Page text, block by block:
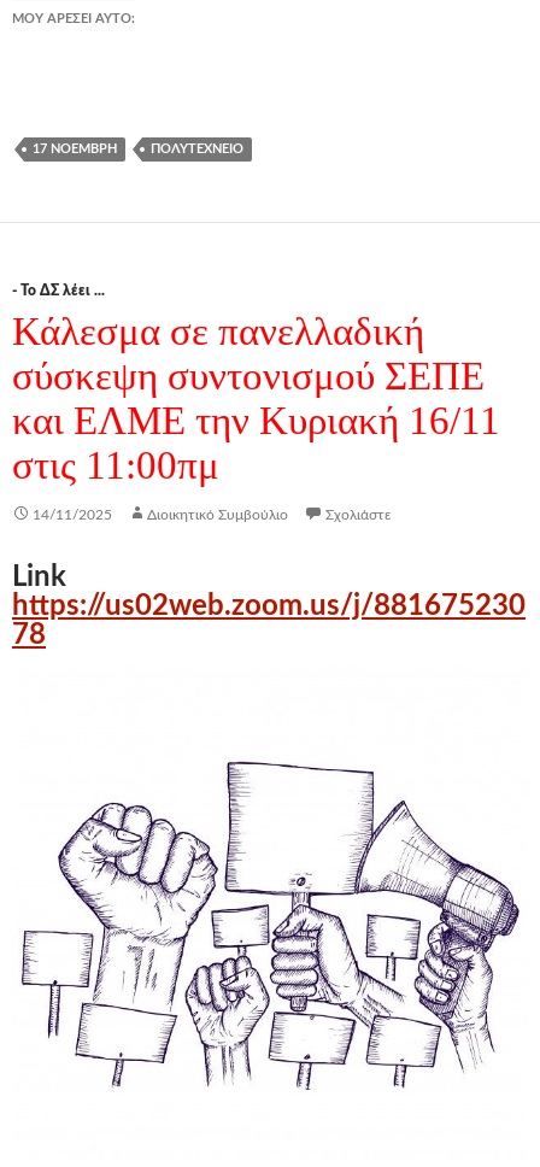
ΜΟΥ ΑΡΈΣΕΙ ΑΥΤΌ:
17 ΝΟΈΜΒΡΗ ΠΟΛΥΤΕΧΝΕΊΟ
- Το ΔΣ λέει ...
Κάλεσμα σε πανελλαδική
σύσκεψη συντονισμού ΣΕΠΕ
και ΕΛΜΕ την Κυριακή 16/11
στις 11:00πμ
14/11/2025 Διοικητικό Συμβούλιο Σχολιάστε
Link
https://us02web.zoom.us/j/881675230
78